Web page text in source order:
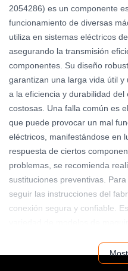
2054286) es un componente
funcionamiento de diversas
utiliza en sistemas eléctricos
asegurando la transmisión
componentes. Su diseño
garantizan una larga vida útil
a la eficiencia y durabilidad
costosas. Una falla común es
que puede provocar un mal
eléctricos, manifestándose en
respuesta de ciertos
problemas, se recomienda
sustituciones preventivas.
seguir las instrucciones del
conexión segura y confiable.
mantenimiento adecuado,
conectores y la limpieza